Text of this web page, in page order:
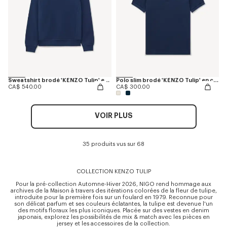
Sweatshirt brodé 'KENZO Tulip' en coton
CA$ 540.00
Polo slim brodé 'KENZO Tulip' en coton
CA$ 300.00
VOIR PLUS
35 produits vus sur 68
COLLECTION KENZO TULIP
Pour la pré-collection Automne-Hiver 2026, NIGO rend hommage aux
archives de la Maison à travers des itérations colorées de la fleur de tulipe,
introduite pour la première fois sur un foulard en 1979. Reconnue pour
son délicat parfum et ses couleurs éclatantes, la tulipe est devenue l'un
des motifs floraux les plus iconiques. Placée sur des vestes en denim
japonais, explorez les possibilités de mix & match avec les pièces en
jersey et les accessoires de la collection.